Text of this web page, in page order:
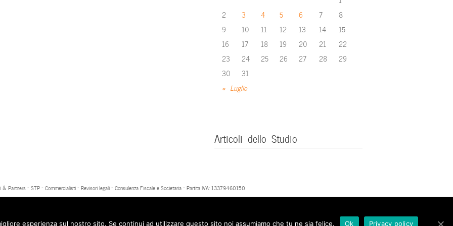
« Luglio
2
3 4 5 6 7
8
9
10 11 12 13 14
15
16
17 18 19 20 21
22
23
24 25 26 27 28
29
30
31
Articoli dello Studio
& Partners - STP - Commercialisti - Revisori legali - Consulenza Fiscale e Societaria - Partita IVA: 13379460150
esperienza sul nostro sito. Se continui ad utilizzare questo sito noi assumiamo che tu ne sia felice. Ok Privacy policy